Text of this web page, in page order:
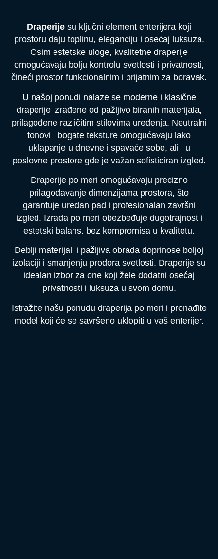
Draperije su ključni element enterijera koji
prostoru daju toplinu, eleganciju i osećaj luksuza.
Osim estetske uloge, kvalitetne draperije
omogućavaju bolju kontrolu svetlosti i privatnosti,
čineći prostor funkcionalnim i prijatnim za boravak.
U našoj ponudi nalaze se moderne i klasične
draperije izrađene od pažljivo biranih materijala,
prilagođene različitim stilovima uređenja. Neutralni
tonovi i bogate teksture omogućavaju lako
uklapanje u dnevne i spavaće sobe, ali i u
poslovne prostore gde je važan sofisticiran izgled.
Draperije po meri omogućavaju precizno
prilagođavanje dimenzijama prostora, što
garantuje uredan pad i profesionalan završni
izgled. Izrada po meri obezbeđuje dugotrajnost i
estetski balans, bez kompromisa u kvalitetu.
Deblji materijali i pažljiva obrada doprinose boljoj
izolaciji i smanjenju prodora svetlosti. Draperije su
idealan izbor za one koji žele dodatni osećaj
privatnosti i luksuza u svom domu.
Istražite našu ponudu draperija po meri i pronađite
model koji će se savršeno uklopiti u vaš enterijer.